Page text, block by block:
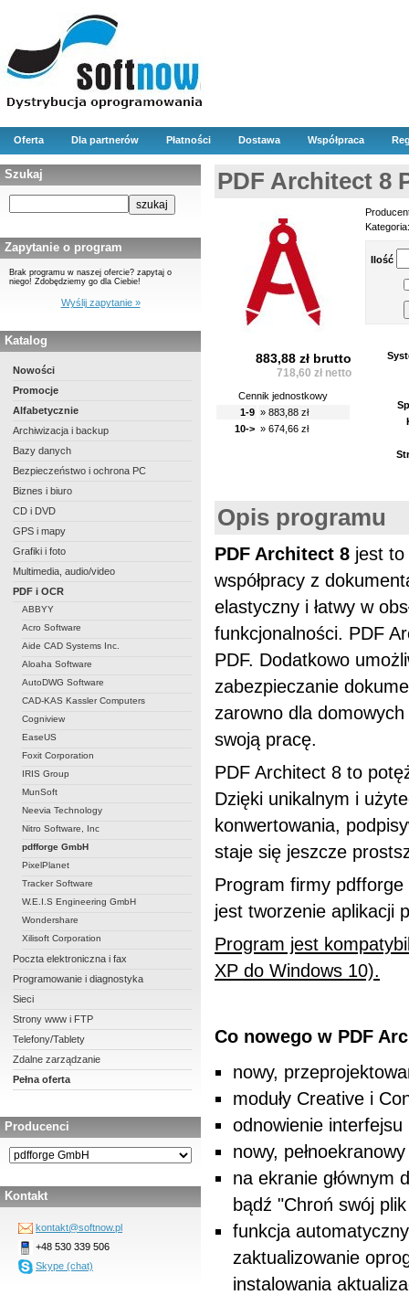
Oferta Dla partnerów Płatności Dostawa Współpraca
Szukaj
Zapytanie o program
Brak programu w naszej ofercie? zapytaj o
niego! Zdobędziemy go dla Ciebie!
Wyślij zapytanie »
Katalog
Nowości
Promocje
Alfabetycznie
Archiwizacja i backup
Bazy danych
Bezpieczeństwo i ochrona PC
Biznes i biuro
CD i DVD
GPS i mapy
Grafiki i foto
Multimedia, audio/video
PDF i OCR
ABBYY
Acro Software
Aide CAD Systems Inc.
Aloaha Software
AutoDWG Software
CAD-KAS Kassler Computers
Cogniview
EaseUS
Foxit Corporation
IRIS Group
MunSoft
Neevia Technology
Nitro Software, Inc
pdfforge GmbH
PixelPlanet
Tracker Software
W.E.I.S Engineering GmbH
Wondershare
Xilisoft Corporation
Poczta elektroniczna i fax
Programowanie i diagnostyka
Sieci
Strony www i FTP
Telefony/Tablety
Zdalne zarządzanie
Pełna oferta
Producenci
Kontakt
kontakt@softnow.pl
+48 530 339 506
Skype (chat)
PDF Architect 8
Ilość
883,88 zł brutto
718,60 zł netto
Cennik jednostkowy
1-9 » 883,88 zł
10-> » 674,66 zł
Opis programu
PDF Architect 8 jest to
współpracy z
elastyczny i łatwy w
funkcjonalności. PDF
PDF. Dodatkowo
zabezpieczanie
zarowno dla
swoją pracę.
PDF Architect 8 to
Dzięki unikalnym i
konwertowania,
staje się jeszcze
Program firmy pdfforge
jest tworzenie aplikacji
Program jest
XP do Windows 10).
Co nowego w PDF
nowy,
moduły Creative i
odnowienie interfejsu
nowy,
na ekranie głównym
bądź "Chroń swój
funkcja
zaktualizowanie
instalowania